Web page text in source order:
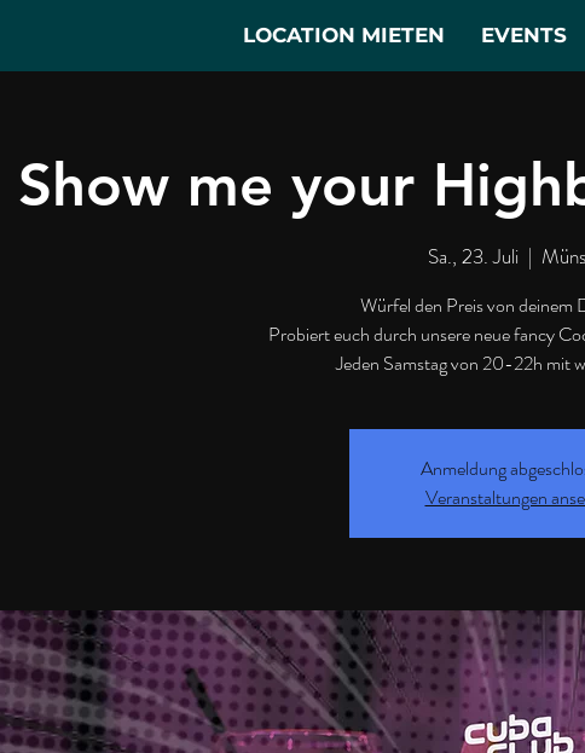
LOCATION MIETEN EVENTS
Show me your
Sa., 23. Juli
  |
Würfel den Preis von
Probiert euch durch unsere neue fancy
Jeden Samstag von 20-22h mit
Anmeldung
Veranstaltungen